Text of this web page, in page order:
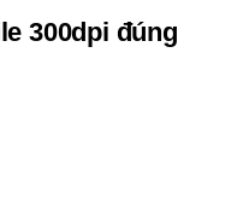
300dpi đúng